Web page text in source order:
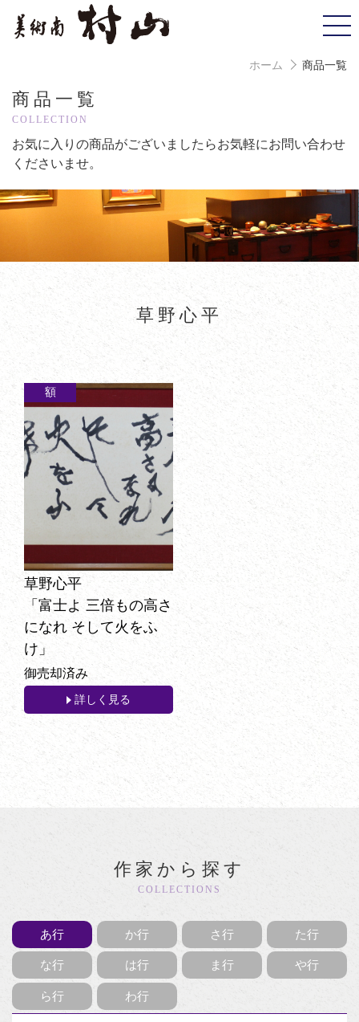
ホーム 商品一覧
商品一覧
COLLECTION
お気に入りの商品がございましたらお気軽にお問い合わせ
くださいませ。
草野心平
額
草野心平
「富士よ 三倍もの高さ
になれ そして火をふ
け」
御売却済み
詳しく見る
作家から探す
COLLECTIONS
あ行 か行 さ行 た行
な行 は行 ま行 や行
ら行 わ行